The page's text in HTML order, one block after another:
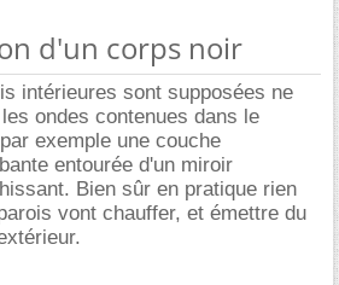
d'un corps noir
intérieures sont supposées ne
ondes contenues dans le
exemple une couche
entourée d'un miroir
Bien sûr en pratique rien
vont chauffer, et émettre du